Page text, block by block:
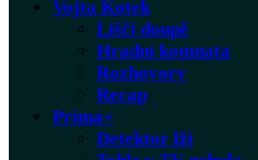
Vojta Kotek
Liščí doupě
Hradní komnata
Rozhovory
Recap
Prima+
Detektor lži